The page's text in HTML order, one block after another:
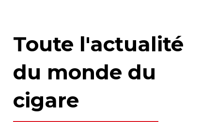
Toute l'actualité
du monde du
cigare